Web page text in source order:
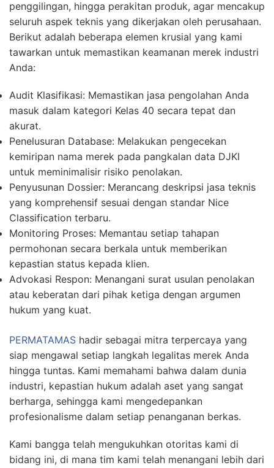
penggilingan, hingga perakitan produk, agar mencakup
seluruh aspek teknis yang dikerjakan oleh perusahaan.
Berikut adalah beberapa elemen krusial yang kami
tawarkan untuk memastikan keamanan merek industri
Anda:
Audit Klasifikasi: Memastikan jasa pengolahan Anda
masuk dalam kategori Kelas 40 secara tepat dan
akurat.
Penelusuran Database: Melakukan pengecekan
kemiripan nama merek pada pangkalan data DJKI
untuk meminimalisir risiko penolakan.
Penyusunan Dossier: Merancang deskripsi jasa teknis
yang komprehensif sesuai dengan standar Nice
Classification terbaru.
Monitoring Proses: Memantau setiap tahapan
permohonan secara berkala untuk memberikan
kepastian status kepada klien.
Advokasi Respon: Menangani surat usulan penolakan
atau keberatan dari pihak ketiga dengan argumen
hukum yang kuat.
PERMATAMAS hadir sebagai mitra terpercaya yang
siap mengawal setiap langkah legalitas merek Anda
hingga tuntas. Kami memahami bahwa dalam dunia
industri, kepastian hukum adalah aset yang sangat
berharga, sehingga kami mengedepankan
profesionalisme dalam setiap penanganan berkas.
Kami bangga telah mengukuhkan otoritas kami di
bidang ini, di mana tim kami telah menangani lebih dari